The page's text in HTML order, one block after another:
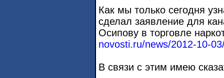
Как мы только сегодня
сделал заявление для
Осипову в торговле
novosti.ru/news/2012-10-
В связи с этим имею